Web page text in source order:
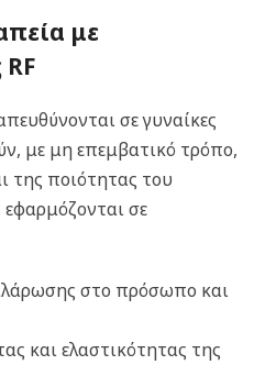
με
σε γυναίκες
με μη επεμβατικό τρόπο,
της ποιότητας του
σε
στο πρόσωπο και
και ελαστικότητας της